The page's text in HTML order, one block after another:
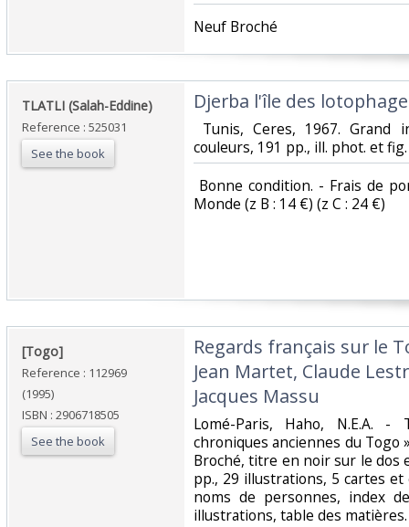
‎Neuf Broché ‎
‎TLATLI (Salah-Eddine)‎
Reference : 525031
See the book
‎Djerba l'île des
Tunis, Ceres, 1967.
couleurs, 191 pp., ill. phot. et
Bonne condition. - Frais de
Monde (z B : 14 €) (z C : 24 €) ‎
‎[Togo]‎
Reference : 112969
(1995)
ISBN : 2906718505
See the book
‎Regards français sur le
Jean Martet, Claude
Jacques Massu‎
‎Lomé-Paris, Haho, N.E.A.
chroniques anciennes du Togo
Broché, titre en noir sur le
pp., 29 illustrations, 5 cartes
noms de personnes, index
illustrations, table des matières.‎